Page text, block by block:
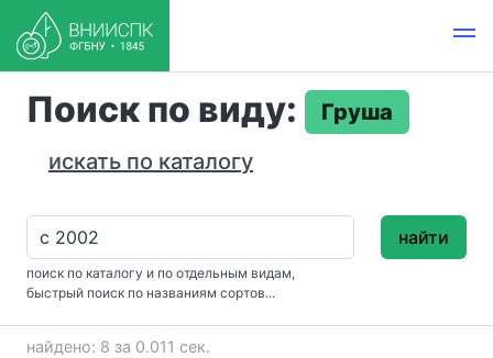
Поиск по виду:
Груша
искать по каталогу
поиск по каталогу и по отдельным видам,
быстрый поиск по названиям сортов...
найти
найдено: 8 за 0.011 сек.